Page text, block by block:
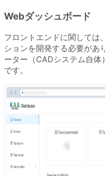
Webダッシュボード
フロントエンドに関しては
ションを開発する必要があ
ーター（CADシステム自体
です。